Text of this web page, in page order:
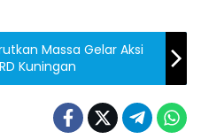
Massa Gelar Aksi
Kuningan